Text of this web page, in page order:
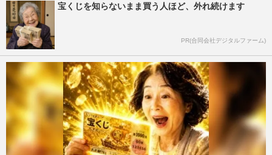
宝くじを知らないまま買う人ほど、外れ続けます
PR(合同会社デジタルファーム)